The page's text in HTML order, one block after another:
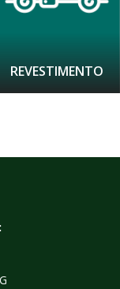
REVESTIMENTO